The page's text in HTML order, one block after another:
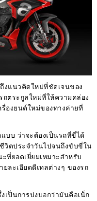
งแนวคิดใหม่ที่ชัดเจนของ
ถตระกูลใหม่ที่ให้ความคล่อง
องยนต์ใหม่ของทางค่ายที่
บบ ว่าจะต้องเป็นรถที่ขี่ได้
วิตประจำวันไปจนถึงขับขี่ใน
ที่ยอดเยี่ยมเหมาะสำหรับ
ละเอียดดีเทลต่างๆ ของรถ
เป็นการบ่งบอกว่ามันคือเน็ก